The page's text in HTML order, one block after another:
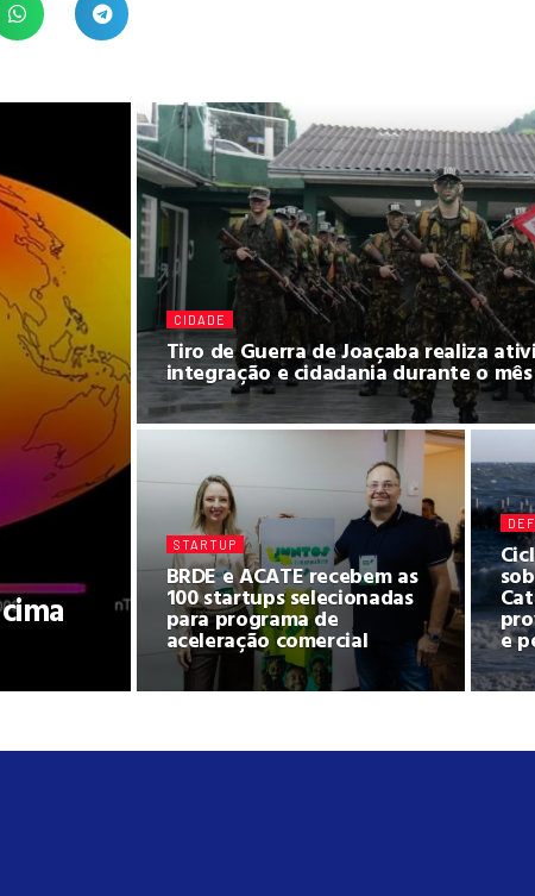
CIDADE
Tiro de Guerra de Joaçaba realiza
integração e cidadania durante o
STARTUP
BRDE e ACATE recebem as
100 startups selecionadas
para programa de
aceleração comercial e